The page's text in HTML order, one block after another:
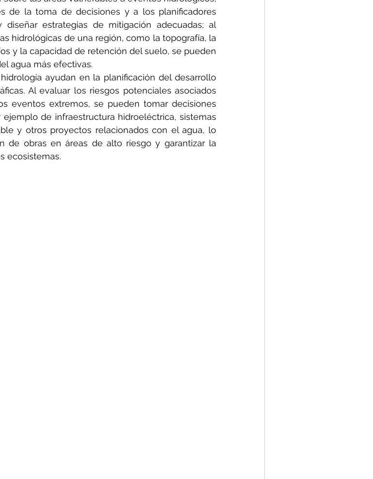
de la toma de decisiones y a los planificadores
estrategias de mitigación adecuadas; al
hidrológicas de una región, como la topografía, la
y la capacidad de retención del suelo, se pueden
agua más efectivas.
ayudan en la planificación del desarrollo
Al evaluar los riesgos potenciales asociados
eventos extremos, se pueden tomar decisiones
de infraestructura hidroeléctrica, sistemas
y otros proyectos relacionados con el agua, lo
de obras en áreas de alto riesgo y garantizar la
ecosistemas.